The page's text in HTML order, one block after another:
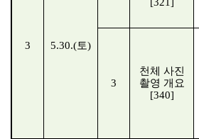
3 5.30.(토)
3
천체 사진
촬영 개요
[340]